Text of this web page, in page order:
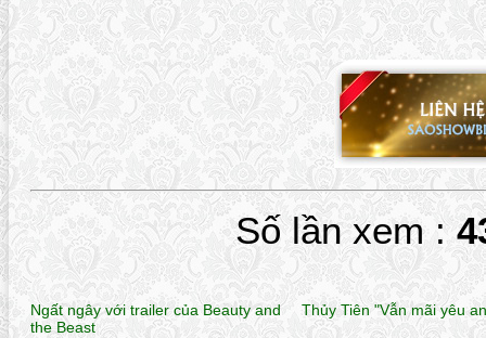
Số lần xem :
Ngất ngây với trailer của Beauty and
the Beast
Thủy Tiên "Vẫn mãi yêu